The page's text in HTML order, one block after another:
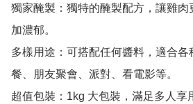
獨家醃製：獨特的醃製配方，讓雞肉
加濃郁。
多樣用途：可搭配任何醬料，適合各
餐、朋友聚會、派對、看電影等。
超值包裝：1kg 大包裝，滿足多人享